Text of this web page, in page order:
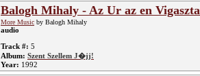
Balogh Mihaly - Az Ur az en
More Music by Balogh Mihaly
audio
Track #: 5
Album: Szent Szellem J�jj!
Year: 1992